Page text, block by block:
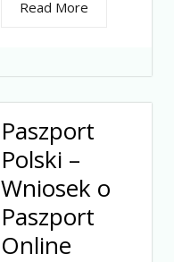
Read More
Paszport
Polski –
Wniosek o
Paszport
Online